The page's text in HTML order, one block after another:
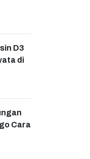
D3
di
Cara